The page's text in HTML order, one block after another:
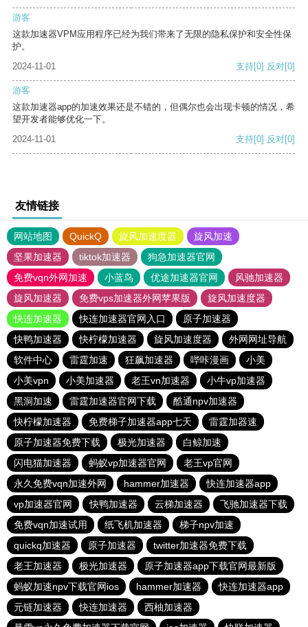
游客
这款加速器VPM应用程序已经为我们带来了无限的隐私保护和安全性保
护。
2024-11-01
支持[0] 反对[0]
游客
这款加速器app的加速效果还是不错的，但偶尔也会出现卡顿的情况，希
望开发者能够优化一下。
2024-11-01
支持[0] 反对[0]
友情链接
网站地图 QuickQ 旋风加速度器
旋风加速
坚果加速器
tiktok加速器
狗急加速器官网
免费vqn外网加速
小蓝鸟 优途加速器官网
风驰加速器
旋风加速器
免费vps加速器外网苹果版
旋风加速度器
快连加速器
快连加速器官网入口
原子加速器
快鸭加速器
快柠檬加速器 旋风加速度器
外网网址导航
软件中心
雷霆加速 狂飙加速器 哔咔漫画
小美
小美vpn
小美加速器 老王vn加速器
小牛vp加速器
黑洞加速
雷霆加速器官网下载
酷通npv加速器
快柠檬加速器
免费梯子加速器app七天
雷霆加器速
原子加速器免费下载
极光加速器
白鲸加速
闪电猫加速器
蚂蚁vp加速器官网
老王vp官网
永久免费vqn加速外网
hammer加速器
快连加速器app
vp加速器官网
快鸭加速器 云梯加速器
飞驰加速器下载
免费vqn加速试用
纸飞机加速器
梯子npv加速
quickq加速器
原子加速器
twitter加速器免费下载
老王加速器
极光加速器
原子加速器app下载官网最新版
蚂蚁加速npv下载官网ios
hammer加速器
快连加速器app
元链加速器
快连加速器
西柚加速器